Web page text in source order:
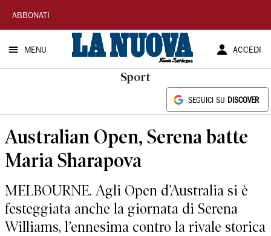
La
Nuova
Sardegna
ABBONATI
MENU ACCEDI
Sport
SEGUICI SU DISCOVER
Australian Open, Serena batte
Maria Sharapova
MELBOURNE. Agli Open d’Australia si è
festeggiata anche la giornata di Serena
Williams, l’ennesima contro la rivale storica